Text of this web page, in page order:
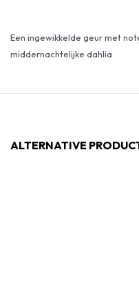
Een ingewikkelde geur met
middernachtelijke dahlia
ALTERNATIVE